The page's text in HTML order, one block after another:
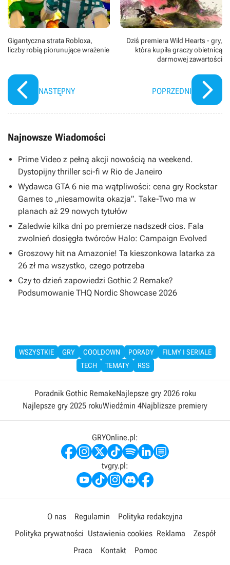
Gigantyczna strata Robloxa,
liczby robią piorunujące wrażenie
NASTĘPNY
Dziś premiera Wild Hearts - gry,
która kupiła graczy obietnicą
darmowej zawartości
POPRZEDNI
Najnowsze Wiadomości
Prime Video z pełną akcji nowością na weekend.
Dystopijny thriller sci-fi w Rio de Janeiro
Wydawca GTA 6 nie ma wątpliwości: cena gry Rockstar
Games to „niesamowita okazja”. Take-Two ma w
planach aż 29 nowych tytułów
Zaledwie kilka dni po premierze nadszedł cios. Fala
zwolnień dosięgła twórców Halo: Campaign Evolved
Groszowy hit na Amazonie! Ta kieszonkowa latarka za
26 zł ma wszystko, czego potrzeba
Czy to dzień zapowiedzi Gothic 2 Remake?
Podsumowanie THQ Nordic Showcase 2026
WSZYSTKIE GRY COOLDOWN PORADY
FILMY I SERIALE
TECH
TEMATY RSS
Poradnik Gothic RemakeNajlepsze gry 2026 roku
Najlepsze gry 2025 rokuWiedźmin 4Najbliższe premiery
GRYOnline.pl:
tvgry.pl:
O nas Regulamin
Polityka redakcyjna
Polityka prywatności Ustawienia cookies Reklama
Zespół
Praca
Kontakt Pomoc